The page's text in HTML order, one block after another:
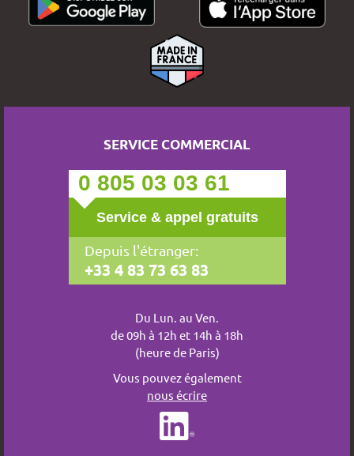
SERVICE COMMERCIAL
0 805 03 03 61
Service & appel gratuits
Depuis l'étranger:
+33 4 83 73 63 83
Du Lun. au Ven.
de 09h à 12h et 14h à 18h
(heure de Paris)
Vous pouvez également
nous écrire